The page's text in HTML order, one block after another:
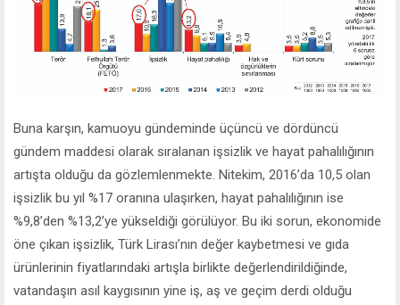
Buna karşın, kamuoyu gündeminde üçüncü ve dördüncü
gündem maddesi olarak sıralanan işsizlik ve hayat pahalılığının
artışta olduğu da gözlemlenmekte. Nitekim, 2016’da 10,5 olan
işsizlik bu yıl %17 oranına ulaşırken, hayat pahalılığının ise
%9,8’den %13,2’ye yükseldiği görülüyor. Bu iki sorun, ekonomide
öne çıkan işsizlik, Türk Lirası’nın değer kaybetmesi ve gıda
ürünlerinin fiyatlarındaki artışla birlikte değerlendirildiğinde,
vatandaşın asıl kaygısının yine iş, aş ve geçim derdi olduğu